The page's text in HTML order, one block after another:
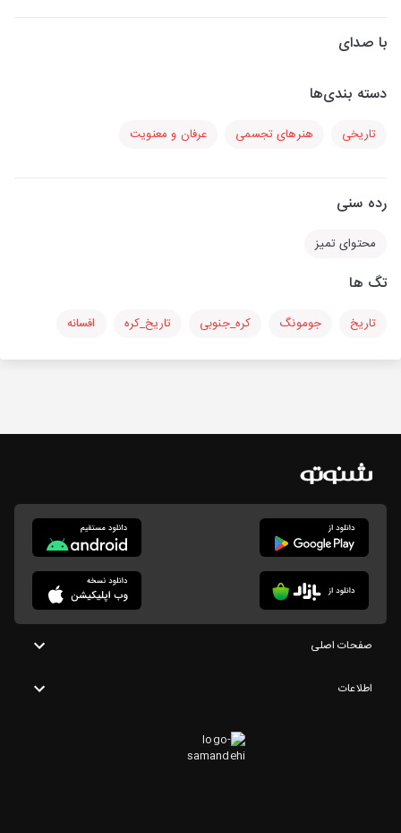
با صدای
دسته بندی‌ها
تاریخی هنرهای تجسمی عرفان و معنویت
رده سنی
محتوای تمیز
تگ ها
تاریخ جومونگ کره_جنوبی تاریخ_کره افسانه
صفحات اصلی
اطلاعات